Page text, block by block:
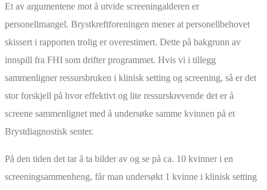
Et av argumentene mot å utvide screeningalderen er
personellmangel. Brystkreftforeningen mener at personellbehovet
skissert i rapporten trolig er overestimert. Dette på bakgrunn av
innspill fra FHI som drifter programmet. Hvis vi i tillegg
sammenligner ressursbruken i klinisk setting og screening, så er det
stor forskjell på hvor effektivt og lite ressurskrevende det er å
screene sammenlignet med å undersøke samme kvinnen på et
Brystdiagnostisk senter.
På den tiden det tar å ta bilder av og se på ca. 10 kvinner i en
screeningsammenheng, får man undersøkt 1 kvinne i klinisk setting